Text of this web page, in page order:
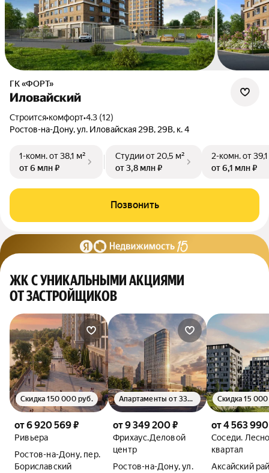
ГК «ФОРТ»
Иловайский
Строится•комфорт•4.3 (12)
Ростов-на-Дону, ул. Иловайская 29В, 29В, к. 4
1-комн.от 38,1 м²
от 6 млн ₽
Студииот 20,5 м²
от 3,8 млн ₽
2-комн.от
от 6,1 млн ₽
Позвонить
ЖК С УНИКАЛЬНЫМИ АКЦИЯМИ
ОТ ЗАСТРОЙЩИКОВ
от 6 920 569 ₽
Ривьера
Ростов-на-Дону, пер.
Бориславский
Скидка 150 000 руб.
от 9 349 200 ₽
Фрихаус.Деловой
центр
Ростов-на-Дону, ул.
Апартаменты от 335 000 руб. за м²
от 4 563
Соседи.
квартал
Аксайский